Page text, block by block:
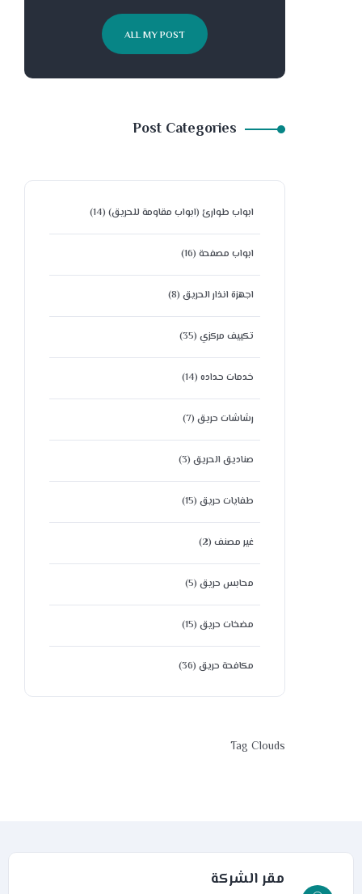
ALL MY POST
Post Categories
ابواب طوارئ (ابواب مقاومة للحريق) (14)
ابواب مصفحة (16)
اجهزة انذار الحريق (8)
تكييف مركزي (35)
خدمات حداده (14)
رشاشات حريق (7)
صناديق الحريق (3)
طفايات حريق (15)
غير مصنف (2)
محابس حريق (5)
مضخات حريق (15)
مكافحة حريق (36)
Tag Clouds
مقر الشركة